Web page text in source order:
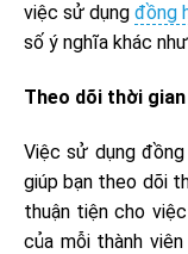
việc sử dụng đồng
số ý nghĩa khác
Theo dõi thời gian
Việc sử dụng
giúp bạn theo dõi
thuận tiện cho
của mỗi thành